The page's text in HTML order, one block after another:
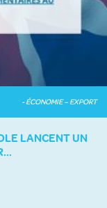
- ÉCONOMIE – EXPORT
LANCENT UN